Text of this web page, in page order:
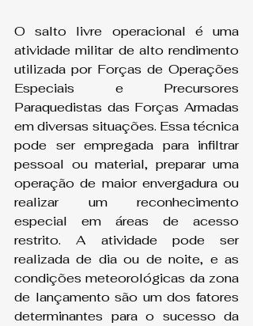
O salto livre operacional é uma
atividade militar de alto rendimento
utilizada por Forças de Operações
Especiais e Precursores
Paraquedistas das Forças Armadas
em diversas situações. Essa técnica
pode ser empregada para infiltrar
pessoal ou material, preparar uma
operação de maior envergadura ou
realizar um reconhecimento
especial em áreas de acesso
restrito. A atividade pode ser
realizada de dia ou de noite, e as
condições meteorológicas da zona
de lançamento são um dos fatores
determinantes para o sucesso da